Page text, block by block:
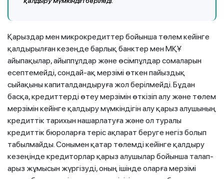
Қарыздар мен микрокредиттер бойынша төлем кейінге
қалдырылған кезеңде барлық банктер мен МҚҰ
айыпақылар, айыппұлдар және өсімпұлдар сомаларын
есептемейді, сондай-ақ мерзімі өткен пайыздық
сыйақыны капиталдандыруға жол берілмейді. Бұдан
басқа, кредиттерді өтеу мерзімін өткізіп алу және төлем
мерзімін кейінге қалдыру мүмкіндігін алу қарыз алушының
кредиттік тарихын нашарлатуға және ол туралы
кредиттік бюроларға теріс ақпарат беруге негіз болып
табылмайды. Сонымен қатар төлемді кейінге қалдыру
кезеңінде кредиторлар қарыз алушылар бойынша талап-
арыз жұмысын жүргізуді, оның ішінде оларға мерзімі